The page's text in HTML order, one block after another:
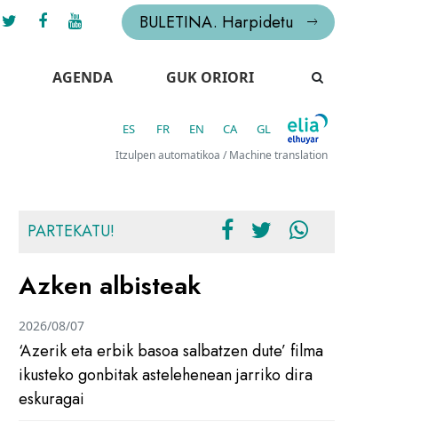
BULETINA. Harpidetu
AGENDA GUK ORIORI
ES FR EN CA GL
Itzulpen automatikoa / Machine translation
PARTEKATU!
Azken albisteak
‘Azerik eta erbik basoa salbatzen dute’ filma
ikusteko gonbitak astelehenean jarriko dira
eskuragai
2026/08/07